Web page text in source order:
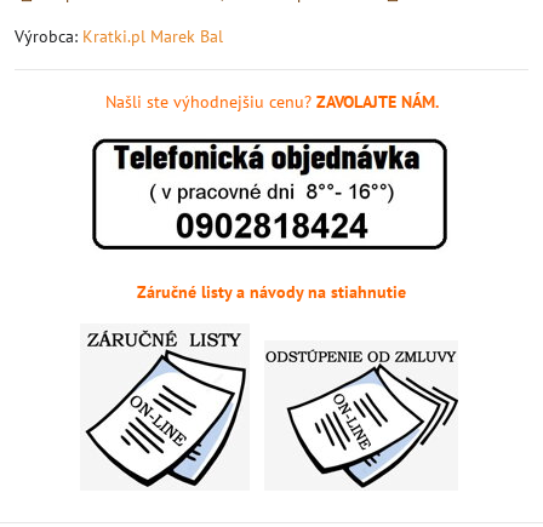
Výrobca: Kratki.pl Marek Bal
Našli ste výhodnejšiu cenu?ZAVOLAJTE NÁM.
Záručné listy a návody na stiahnutie